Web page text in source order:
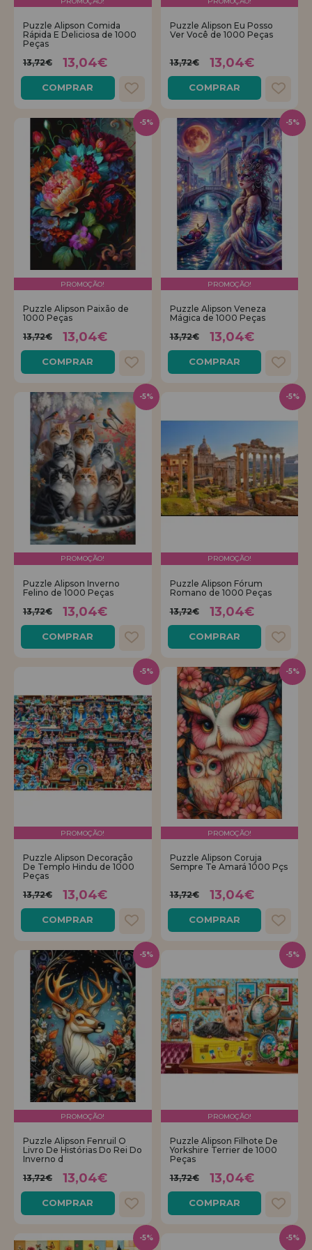
REGISTRO DE REVENDEDOR
Puzzle Alipson Comida
Rápida E Deliciosa de 1000
Peças
13,72€
13,04€
COMPRAR
Puzzle Alipson Eu Posso
Ver Você de 1000 Peças
13,72€ 13,04€
COMPRAR
PROMOÇÃO!
Puzzle Alipson Paixão de
1000 Peças
13,72€
13,04€
COMPRAR
-5%
PROMOÇÃO!
Puzzle Alipson Veneza
Mágica de 1000 Peças
13,72€
13,04€
COMPRAR
-5%
PROMOÇÃO!
Puzzle Alipson Inverno
Felino de 1000 Peças
13,72€
13,04€
COMPRAR
-5%
PROMOÇÃO!
Puzzle Alipson Fórum
Romano de 1000 Peças
13,72€
13,04€
COMPRAR
-5%
PROMOÇÃO!
Puzzle Alipson Decoração
De Templo Hindu de 1000
Peças
13,72€
13,04€
COMPRAR
-5%
PROMOÇÃO!
Puzzle Alipson Coruja
Sempre Te Amará 1000 Pçs
13,72€ 13,04€
COMPRAR
-5%
PROMOÇÃO!
Puzzle Alipson Fenruil O
Livro De Histórias Do Rei Do
Inverno d
13,72€
13,04€
COMPRAR
-5%
PROMOÇÃO!
Puzzle Alipson Filhote De
Yorkshire Terrier de 1000
Peças
13,72€
13,04€
COMPRAR
-5%
-5% -5%